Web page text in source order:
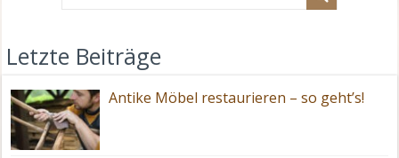
Letzte Beiträge
Antike Möbel restaurieren – so geht’s!